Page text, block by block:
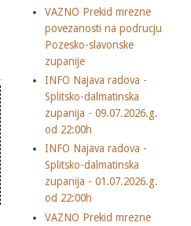
VAZNO Prekid mrezne
povezanosti na podrucju
Pozesko-slavonske
zupanije
INFO Najava radova -
Splitsko-dalmatinska
zupanija - 09.07.2026.g.
od 22:00h
INFO Najava radova -
Splitsko-dalmatinska
zupanija - 01.07.2026.g.
od 22:00h
VAZNO Prekid mrezne